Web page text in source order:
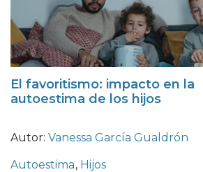
El favoritismo: impacto en la
autoestima de los hijos
Autor: Vanessa García Gualdrón
Autoestima, Hijos